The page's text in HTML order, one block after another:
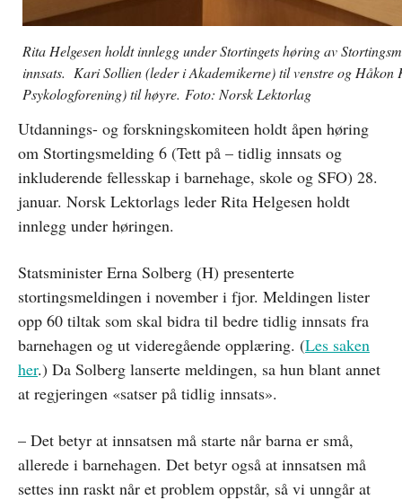
Rita Helgesen holdt innlegg under Stortingets høring av
innsats. Kari Sollien (leder i Akademikerne) til venstre og Håkon
Psykologforening) til høyre. Foto: Norsk Lektorlag
Utdannings- og forskningskomiteen holdt åpen høring
om Stortingsmelding 6 (Tett på – tidlig innsats og
inkluderende fellesskap i barnehage, skole og SFO) 28.
januar. Norsk Lektorlags leder Rita Helgesen holdt
innlegg under høringen.
Statsminister Erna Solberg (H) presenterte
stortingsmeldingen i november i fjor. Meldingen lister
opp 60 tiltak som skal bidra til bedre tidlig innsats fra
barnehagen og ut videregående opplæring. (Les saken
her.) Da Solberg lanserte meldingen, sa hun blant annet
at regjeringen «satser på tidlig innsats».
– Det betyr at innsatsen må starte når barna er små,
allerede i barnehagen. Det betyr også at innsatsen må
settes inn raskt når et problem oppstår, så vi unngår at